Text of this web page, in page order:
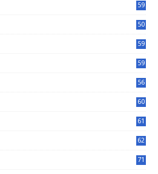
59
50
59
59
56
60
61
62
71